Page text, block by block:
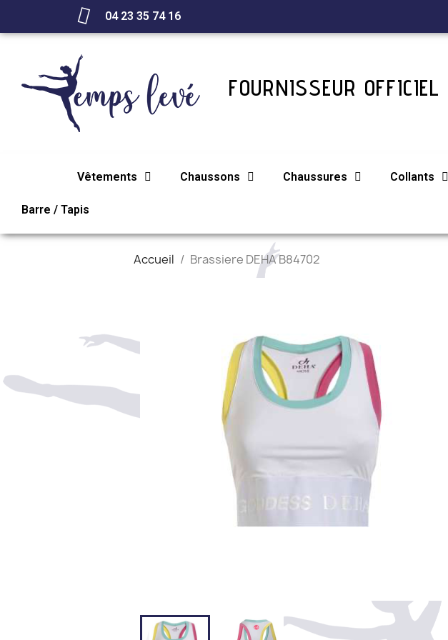
04 23 35 74 16
FOURNISSEUR
Vêtements Chaussons Chaussures Collants
Barre / Tapis
Accueil Brassiere DEHA B84702